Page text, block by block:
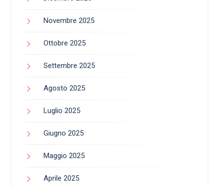
Novembre 2025
Ottobre 2025
Settembre 2025
Agosto 2025
Luglio 2025
Giugno 2025
Maggio 2025
Aprile 2025